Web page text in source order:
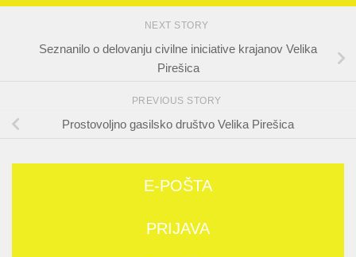
NEXT STORY
Seznanilo o delovanju civilne iniciative krajanov Velika
Pirešica
PREVIOUS STORY
Prostovoljno gasilsko društvo Velika Pirešica
E-POŠTA
PRIJAVA